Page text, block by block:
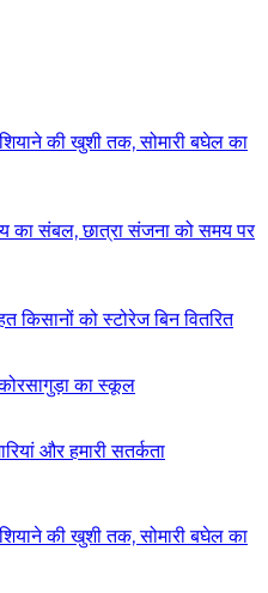
की खुशी तक, सोमारी बघेल का
का संबल, छात्रा संजना को समय पर
किसानों को स्टोरेज बिन वितरित
कोरसागुड़ा का स्कूल
और हमारी सतर्कता
की खुशी तक, सोमारी बघेल का